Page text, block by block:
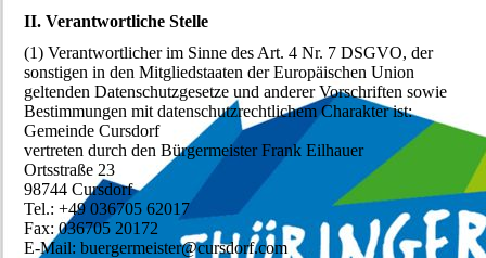
II. Verantwortliche Stelle
(1) Verantwortlicher im Sinne des Art. 4 Nr. 7 DSGVO, der
sonstigen in den Mitgliedstaaten der Europäischen Union
geltenden Datenschutzgesetze und anderer Vorschriften sowie
Bestimmungen mit datenschutzrechtlichem Charakter ist:
Gemeinde Cursdorf
vertreten durch den Bürgermeister Frank Eilhauer
Ortsstraße 23
98744 Cursdorf
Tel.: +49 036705 62017
Fax: 036705 20172
E-Mail: buergermeister@cursdorf.com